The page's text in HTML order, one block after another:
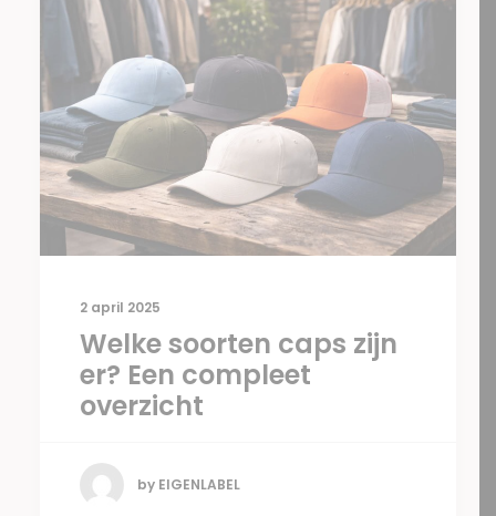
2 april 2025
Welke soorten caps zijn
er? Een compleet
overzicht
by EIGENLABEL